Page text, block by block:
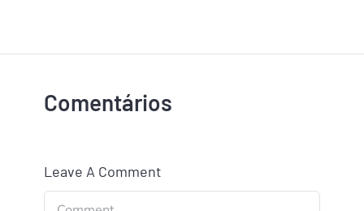
Comentários
Leave A Comment
Comment